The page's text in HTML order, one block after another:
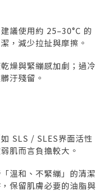
議使用約 25–30°C 的
，減少拉扯與摩擦。
燥與緊繃感加劇；過冷
汙殘留。
SLS / SLES界面活性
肌而言負擔較大。
溫和、不緊繃」的清潔
保留肌膚必要的油脂與